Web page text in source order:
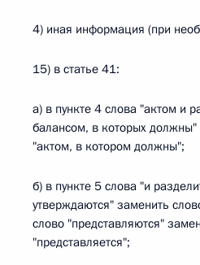
4) иная информация (при
15) в статье 41:
а) в пункте 4 слова "актом и
балансом, в которых
"актом, в котором должны";
б) в пункте 5 слова "и
утверждаются" заменить
слово "представляются"
"представляется";